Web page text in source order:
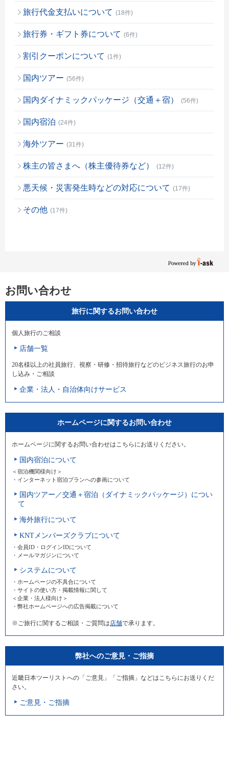
旅行代金支払いについて (18件)
旅行券・ギフト券について (6件)
割引クーポンについて (1件)
国内ツアー (56件)
国内ダイナミックパッケージ（交通＋宿） (56件)
国内宿泊 (24件)
海外ツアー (31件)
株主の皆さまへ（株主優待券など） (12件)
悪天候・災害発生時などの対応について (17件)
その他 (17件)
お問い合わせ
旅行に関するお問い合わせ
個人旅行のご相談
店舗一覧
20名様以上の社員旅行、視察・研修・招待旅行などのビジネス旅行のお申
し込み・ご相談
企業・法人・自治体向けサービス
ホームページに関するお問い合わせ
ホームページに関するお問い合わせはこちらにお送りください。
国内宿泊について
＜宿泊機関様向け＞
・インターネット宿泊プランへの参画について
国内ツアー／交通＋宿泊（ダイナミックパッケージ）につい
て
海外旅行について
KNTメンバーズクラブについて
・会員ID・ログインIDについて
・メールマガジンについて
システムについて
・ホームページの不具合について
・サイトの使い方・掲載情報に関して
＜企業・法人様向け＞
・弊社ホームページへの広告掲載について
※ご旅行に関するご相談・ご質問は 店舗で承ります。
弊社へのご意見・ご指摘
近畿日本ツーリストへの「ご意見」「ご指摘」などはこちらにお送りくだ
さい。
ご意見・ご指摘